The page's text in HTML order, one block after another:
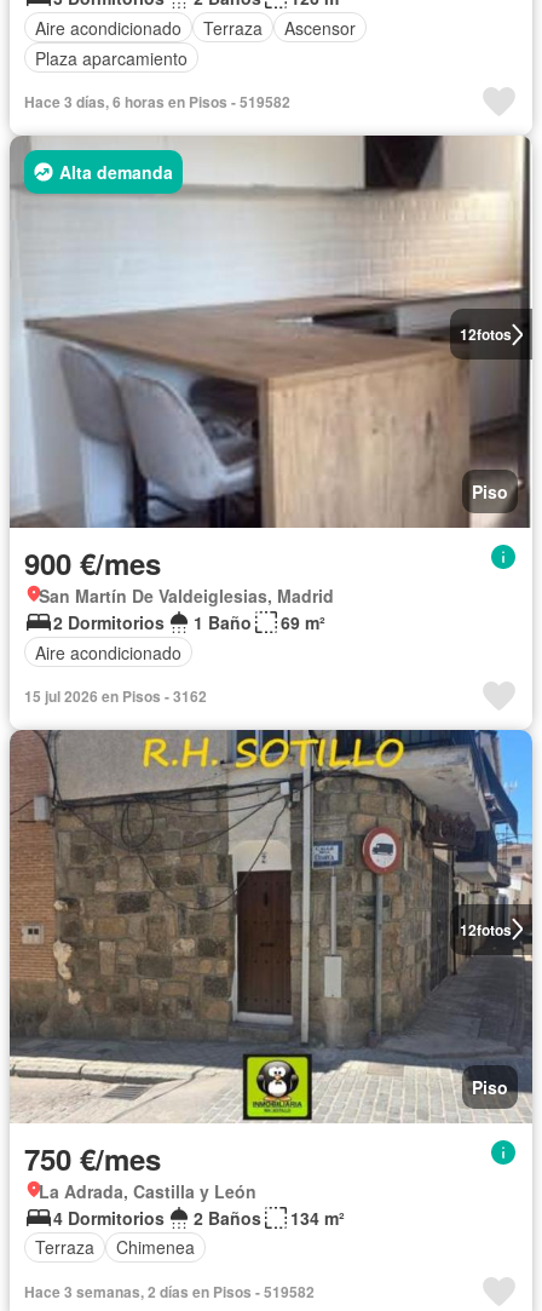
Aire acondicionado
Terraza
Ascensor
Plaza aparcamiento
Hace 3 días, 6 horas en Pisos - 519582
12fotos
Alta demanda
Piso
900 €/mes
San Martín De Valdeiglesias, Madrid
2 Dormitorios
1 Baño
69 m²
Aire acondicionado
15 jul 2026 en Pisos - 3162
12fotos
Piso
750 €/mes
La Adrada, Castilla y León
4 Dormitorios
2 Baños
134 m²
Terraza
Chimenea
Hace 3 semanas, 2 días en Pisos - 519582